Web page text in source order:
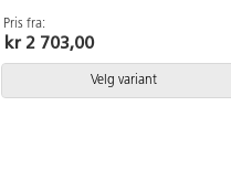
nylon med glideføtter. Sittehøyde 38-
50 cm. Setebredde 38 cm, setedybde
34 cm.
Pris fra:
kr 2 703,00
Velg variant